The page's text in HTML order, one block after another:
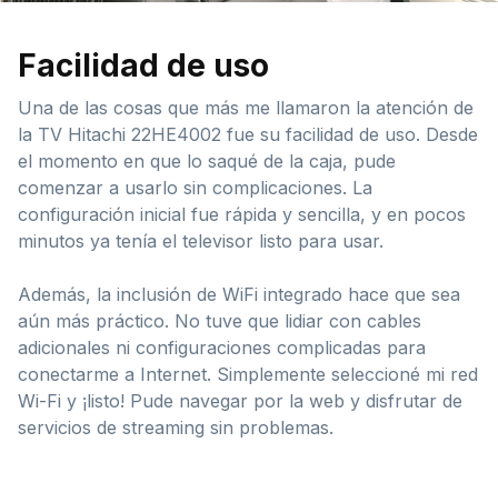
Facilidad de uso
Una de las cosas que más me llamaron la atención de
la TV Hitachi 22HE4002 fue su facilidad de uso. Desde
el momento en que lo saqué de la caja, pude
comenzar a usarlo sin complicaciones. La
configuración inicial fue rápida y sencilla, y en pocos
minutos ya tenía el televisor listo para usar.
Además, la inclusión de WiFi integrado hace que sea
aún más práctico. No tuve que lidiar con cables
adicionales ni configuraciones complicadas para
conectarme a Internet. Simplemente seleccioné mi red
Wi-Fi y ¡listo! Pude navegar por la web y disfrutar de
servicios de streaming sin problemas.